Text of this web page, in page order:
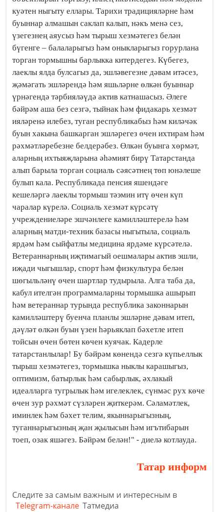
куәтен ныгыту еллары. Тарихи традицияләрне һәм
буыннар алмашын саклап калып, нәкъ менә сез,
үзегезнең аяусыз һәм тырыш хезмәтегез белән
бүгенге – балаларыгыз һәм оныкларыгыз горурлана
торган тормышны барлыкка китердегез. Күбегез,
лаеклы ялда булсагыз да, эшләвегезне дәвам итәсез,
җәмәгать эшләрендә һәм яшьләрне өлкән буыннар
үрнәгендә тәрбияләүдә актив катнашасыз. Әлеге
бәйрәм аша без сезгә, тыйнак һәм фидакарь хезмәт
ияләренә илебез, туган республикабыз һәм киләчәк
буын хакына башкарган эшләрегез өчен ихтирам һәм
рәхмәтләребезне белдерәбез. Өлкән буынга хөрмәт,
аларның ихтыяҗларына әһәмият бирү Татарстанда
алып барыла торган социаль сәясәтнең төп юнәлеше
булып кала. Республикада пенсия яшендәге
кешеләргә лаеклы тормыш тәэмин итү өчен күп
чаралар күрелә. Социаль хезмәт күрсәтү
учреждениеләре эшчәнлеге камилләштерелә һәм
аларның матди-техник базасы ныгытыла, социаль
ярдәм һәм сыйфатлы медицина ярдәме күрсәтелә.
Ветераннарның иҗтимагый оешмалары актив эшли,
иҗади чыгышлар, спорт һәм физкультура белән
шөгыльләнү өчен шартлар тудырыла. Алга таба да,
кабул ителгән программаларны тормышка ашырып
һәм ветераннар турында республика законнарын
камилләштерү буенча планлы эшләрне дәвам итеп,
дәүләт өлкән буын үзен һәрьяклап бәхетле итеп
тойсын өчен бөтен көчен куячак. Кадерле
татарстанлылар! Бу бәйрәм көнендә сезгә күпьеллык
тырыш хезмәтегез, тормышка ныклы карашыгыз,
оптимизм, батырлык һәм сабырлык, әхлакый
идеалларга тугрылык һәм игелеклек, сүнмәс рух көче
өчен зур рәхмәт сүзләрен җиткерәм. Сәламәтлек,
иминлек һәм бәхет телим, якыннарыгызның,
туганнарыгызның җан җылысын һәм игътибарын
тоеп, озак яшәгез. Бәйрәм белән!" - диелә котлауда.
Татар информ
Следите за самым важным и интересным в
Telegram-канале Татмедиа